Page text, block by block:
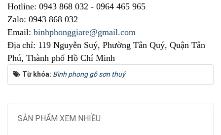
Hotline: 0943 868 032 - 0964 465 965
Zalo: 0943 868 032
Email: binhphonggiare@gmail.com
Địa chỉ: 119 Nguyễn Suý, Phường Tân Quý, Quận Tân
Phú, Thành phố Hồ Chí Minh
Từ khóa: Bình phong gỗ sơn thuỷ
SẢN PHẨM XEM NHIỀU